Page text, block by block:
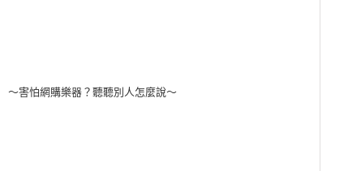
～害怕網購樂器？聽聽別人怎麼說～